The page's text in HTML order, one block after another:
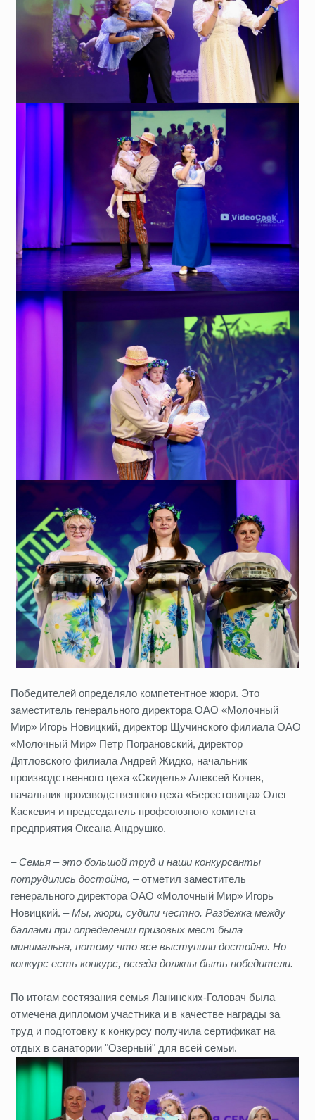
Победителей определяло компетентное жюри. Это
заместитель генерального директора ОАО «Молочный
Мир» Игорь Новицкий, директор Щучинского филиала ОАО
«Молочный Мир» Петр Пограновский, директор
Дятловского филиала Андрей Жидко, начальник
производственного цеха «Скидель» Алексей Кочев,
начальник производственного цеха «Берестовица» Олег
Каскевич и председатель профсоюзного комитета
предприятия Оксана Андрушко.
–Семья – это большой труд и наши конкурсанты
потрудились достойно, – отметил заместитель
генерального директора ОАО «Молочный Мир» Игорь
Новицкий. –Мы, жюри, судили честно. Разбежка между
баллами при определении призовых мест была
минимальна, потому что все выступили достойно. Но
конкурс есть конкурс, всегда должны быть победители.
По итогам состязания семья Ланинских-Головач была
отмечена дипломом участника и в качестве награды за
труд и подготовку к конкурсу получила сертификат на
отдых в санатории "Озерный" для всей семьи.